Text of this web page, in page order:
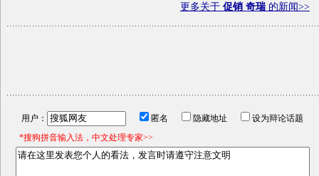
更多关于 促销 奇瑞的新闻>>
用户： 匿名 隐藏地址
设为辩论话题
*搜狗拼音输入法，中文处理专家>>